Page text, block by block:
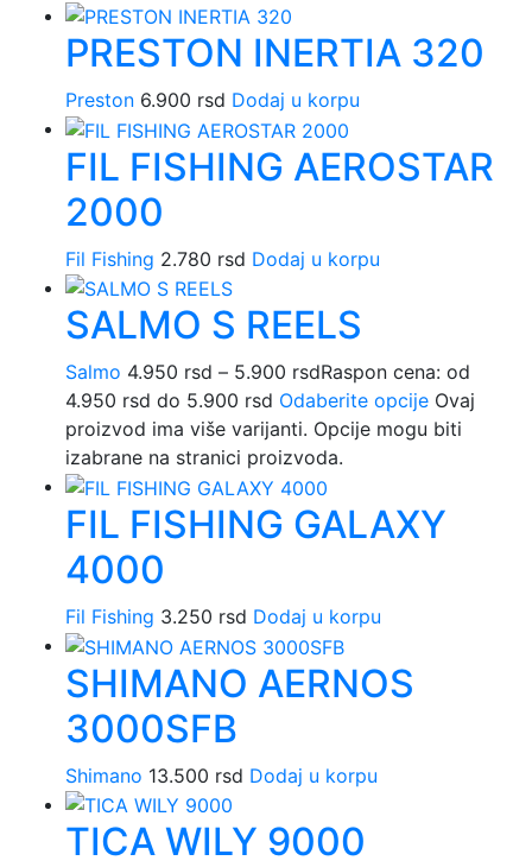
PRESTON INERTIA 320
Preston 6.900 rsd Dodaj u korpu
FIL FISHING AEROSTAR
2000
Fil Fishing 2.780 rsd Dodaj u korpu
SALMO S REELS
Salmo 4.950 rsd – 5.900 rsdRaspon cena: od
4.950 rsd do 5.900 rsd Odaberite opcije Ovaj
proizvod ima više varijanti. Opcije mogu biti
izabrane na stranici proizvoda.
FIL FISHING GALAXY
4000
Fil Fishing 3.250 rsd Dodaj u korpu
SHIMANO AERNOS
3000SFB
Shimano 13.500 rsd Dodaj u korpu
TICA WILY 9000